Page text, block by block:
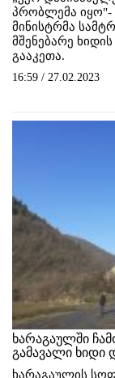
პრობლემა იყო"-
მინისტრმა
მშენებარე
გააკეთა.
16:59 / 27.02.2023
ხარაგაულში
გამავალი ხიდი
ხარაგაულის